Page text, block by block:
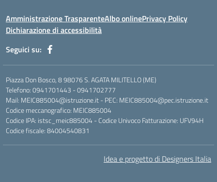
Amministrazione TrasparenteAlbo onlinePrivacy Policy
Dichiarazione di accessibilità
Seguici su:
Piazza Don Bosco, 8 98076 S. AGATA MILITELLO (ME)
Telefono: 0941701443 - 0941702777
Mail: MEIC885004@istruzione.it - PEC: MEIC885004@pec.istruzione.it
Codice meccanografico: MEIC885004
Codice IPA: istsc_meic885004 - Codice Univoco Fatturazione: UFV94H
Codice fiscale: 84004540831
Idea e progetto di Designers Italia